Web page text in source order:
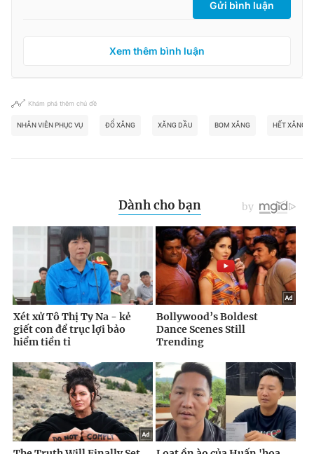
Gửi bình luận
Xem thêm bình luận
Khám phá thêm chủ đề
NHÂN VIÊN PHỤC VỤ ĐỔ XĂNG XĂNG DẦU BOM XĂNG HẾT XĂNG